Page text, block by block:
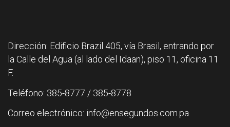
Dirección: Edificio Brazil 405, vía Brasil, entrando por
la Calle del Agua (al lado del Idaan), piso 11, oficina 11
F.
Teléfono: 385-8777 / 385-8778
Correo electrónico: info@ensegundos.com.pa